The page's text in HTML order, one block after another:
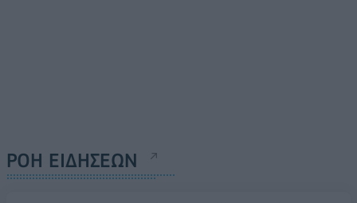
ΡΟΗ ΕΙΔΗΣΕΩΝ